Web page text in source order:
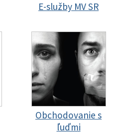
E-služby MV SR
Obchodovanie s
ľuďmi